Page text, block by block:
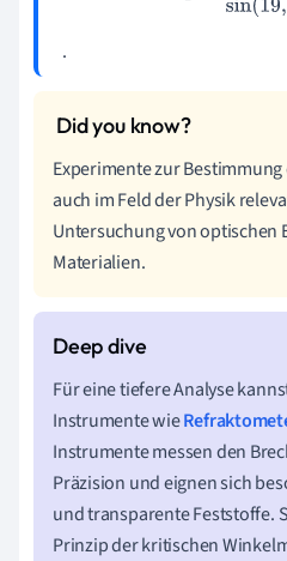
.
Experimente zur
auch im Feld der Physik
Untersuchung von optischen
Materialien.
Für eine tiefere Analyse
Instrumente wie
Instrumente messen den
Präzision und eignen sich
und transparente Feststoffe.
Prinzip der kritischen